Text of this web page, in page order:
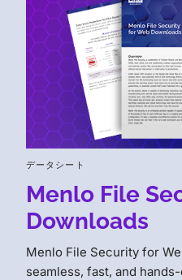
データシート
Menlo File
Downloads
Menlo File Security for
seamless, fast, and